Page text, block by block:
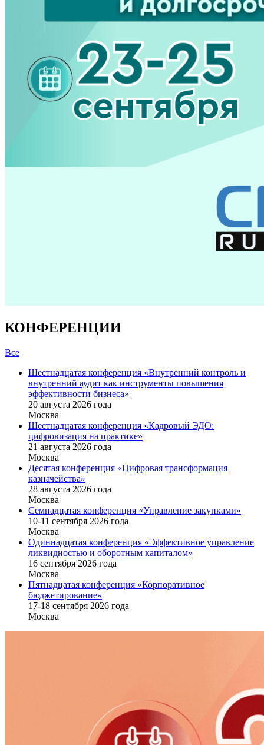
КОНФЕРЕНЦИИ
Все
Шестнадцатая конференция «Внутренний контроль и
внутренний аудит как инструменты повышения
эффективности бизнеса»
20 августа 2026 года
Москва
Шестнадцатая конференция «Кадровый ЭДО:
цифровизация на практике»
21 августа 2026 года
Москва
Десятая конференция «Цифровая трансформация
казначейства»
28 августа 2026 года
Москва
Семнадцатая конференция «Управление закупками»
10-11 сентября 2026 года
Москва
Одиннадцатая конференция «Эффективное управление
ликвидностью и оборотным капиталом»
16 cентября 2026 года
Москва
Пятнадцатая конференция «Корпоративное
бюджетирование»
17-18 сентября 2026 года
Москва